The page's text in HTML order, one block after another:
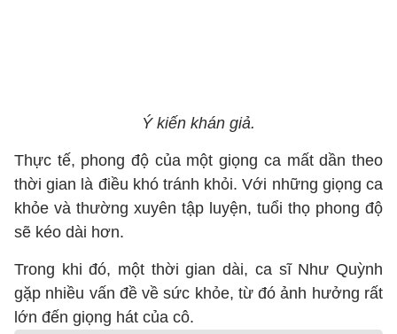
Ý kiến khán giả.
Thực tế, phong độ của một giọng ca mất dần theo
thời gian là điều khó tránh khỏi. Với những giọng ca
khỏe và thường xuyên tập luyện, tuổi thọ phong độ
sẽ kéo dài hơn.
Trong khi đó, một thời gian dài, ca sĩ Như Quỳnh
gặp nhiều vấn đề về sức khỏe, từ đó ảnh hưởng rất
lớn đến giọng hát của cô.